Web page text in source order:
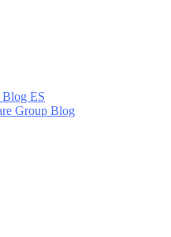
Blog ES